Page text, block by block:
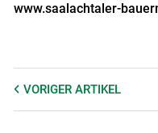
www.saalachtaler-
VORIGER ARTIKEL